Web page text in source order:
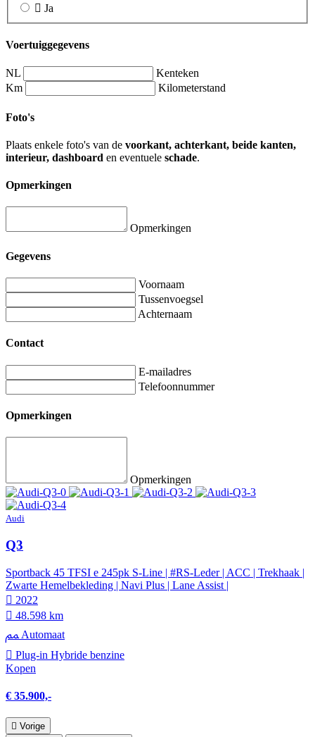
Ja
Voertuiggegevens
NL
Kenteken
Km
Kilometerstand
Foto's
Plaats enkele foto's van de voorkant, achterkant, beide kanten,
interieur, dashboard en eventuele schade.
Opmerkingen
Opmerkingen
Gegevens
Voornaam
Tussenvoegsel
Achternaam
Contact
E-mailadres
Telefoonnummer
Opmerkingen
Opmerkingen
Audi
Q3
Sportback 45 TFSI e 245pk S-Line | #RS-Leder | ACC | Trekhaak |
Zwarte Hemelbekleding | Navi Plus | Lane Assist |
2022
48.598 km
Automaat
Plug-in Hybride benzine
Kopen
€ 35.900,-
Vorige